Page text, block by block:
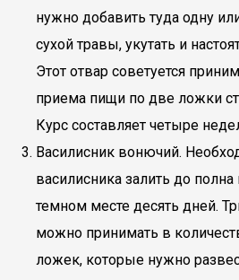
нужно добавить туда одну
сухой травы, укутать и
Этот отвар советуется
приема пищи по две ложки
Курс составляет четыре
Василисник вонючий.
василисника залить до
темном месте десять дней.
можно принимать в
ложек, которые нужно